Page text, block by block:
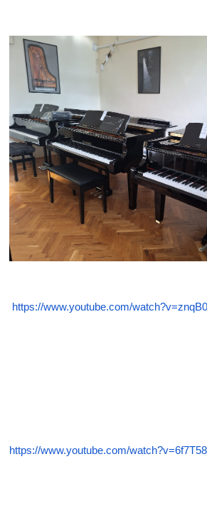
https://www.youtube.com/watch?
https://www.youtube.com/watch?